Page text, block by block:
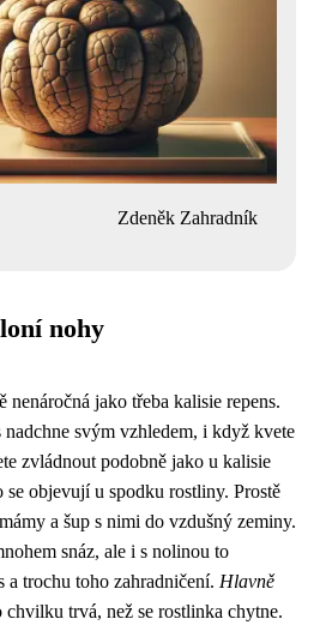
Zdeněk Zahradník
nohy
nenáročná jako třeba kalisie repens.
nadchne svým vzhledem, i když kvete
zvládnout podobně jako u kalisie
se objevují u spodku rostliny. Prostě
a šup s nimi do vzdušný zeminy.
snáz, ale i s nolinou to
a trochu toho zahradničení. Hlavně
chvilku trvá, než se rostlinka chytne.